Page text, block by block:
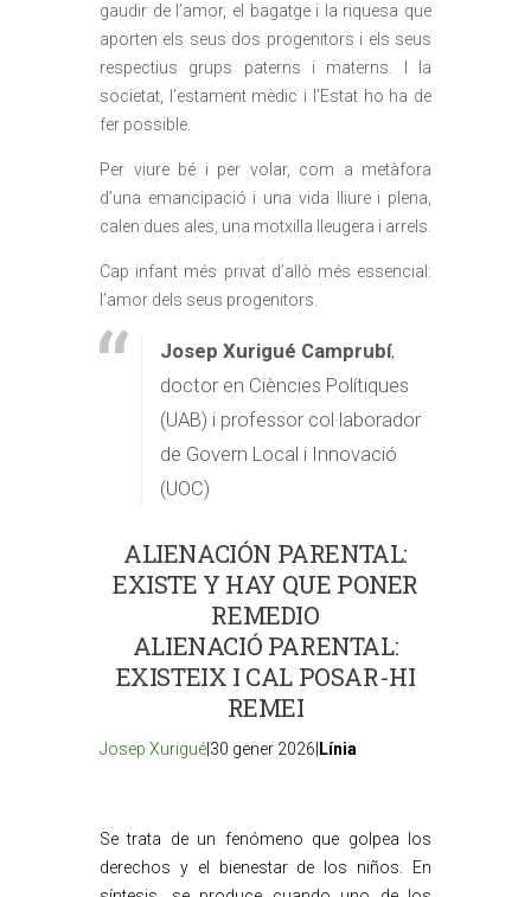
gaudir de l’amor, el bagatge i la riquesa que
aporten els seus dos progenitors i els seus
respectius grups paterns i materns. I la
societat, l’estament mèdic i l’Estat ho ha de
fer possible.
Per viure bé i per volar, com a metàfora
d’una emancipació i una vida lliure i plena,
calen dues ales, una motxilla lleugera i arrels.
Cap infant més privat d’allò més essencial:
l’amor dels seus progenitors.
Josep Xurigué Camprubí,
doctor en Ciències Polítiques
(UAB) i professor col·laborador
de Govern Local i Innovació
(UOC)
ALIENACIÓN PARENTAL:
EXISTE Y HAY QUE PONER
REMEDIO
ALIENACIÓ PARENTAL:
EXISTEIX I CAL POSAR-HI
REMEI
Josep Xurigué |30 gener 2026| Línia
Se trata de un fenómeno que golpea los
derechos y el bienestar de los niños. En